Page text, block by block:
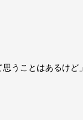
うことはあるけど」